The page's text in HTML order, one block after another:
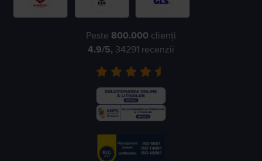
Peste 800.000 clienți
4.9/5, 34291 recenzii